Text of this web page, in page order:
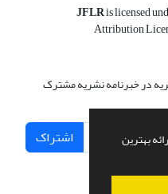
بهترین
JFLRis licensed
Attribution
در خبرنامه نشریه مشترک
اشتراک